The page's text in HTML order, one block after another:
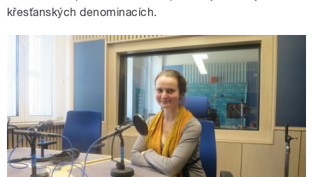
křesťanských denominacích.